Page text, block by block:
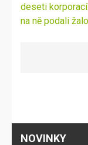
příspěvek
deseti
na ně podali
NOVINKY